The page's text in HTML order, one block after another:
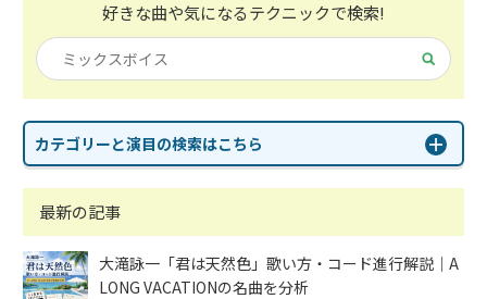
最新の記事
大滝詠一「君は天然色」歌い方・コード進行解説｜A
LONG VACATIONの名曲を分析
好きな曲や気になるテクニックで検索!
カテゴリーと演目の検索はこちら